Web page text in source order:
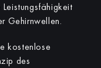
Gehirnwellen.
kostenlose
des